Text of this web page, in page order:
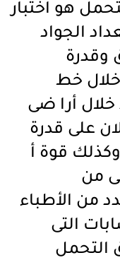
هو اختبار
الجواد
وقدرة
خلال خط
خلال أرا ضى
على قدرة
قوة أ
من
من الأطباء
التى
التحمل